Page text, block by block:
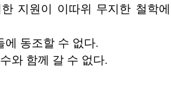
지원이 이따위 무지한 철학에
에 동조할 수 없다.
와 함께 갈 수 없다.